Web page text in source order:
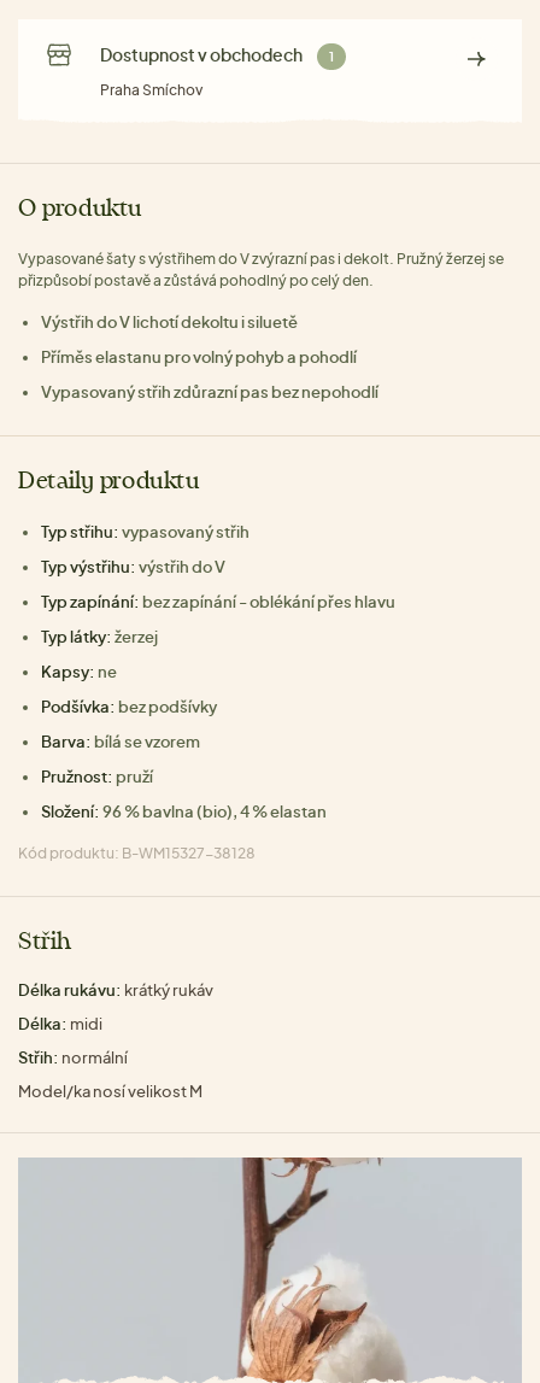
Dostupnost v obchodech 1
Praha Smíchov
O produktu
Vypasované šaty s výstřihem do V zvýrazní pas i dekolt. Pružný žerzej se
přizpůsobí postavě a zůstává pohodlný po celý den.
Výstřih do V lichotí dekoltu i siluetě
Příměs elastanu pro volný pohyb a pohodlí
Vypasovaný střih zdůrazní pas bez nepohodlí
Detaily produktu
Typ střihu: vypasovaný střih
Typ výstřihu: výstřih do V
Typ zapínání: bez zapínání - oblékání přes hlavu
Typ látky: žerzej
Kapsy: ne
Podšívka: bez podšívky
Barva: bílá se vzorem
Pružnost: pruží
Složení: 96 % bavlna (bio), 4 % elastan
Kód produktu: B-WM15327-38128
Střih
Délka rukávu: krátký rukáv
Délka: midi
Střih: normální
Model/ka nosí velikost M